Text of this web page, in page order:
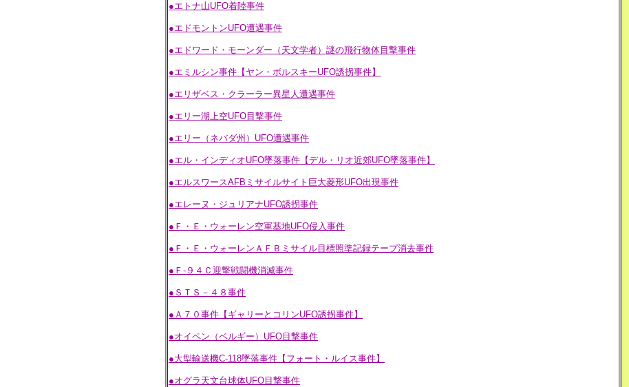
●エトナ山UFO着陸事件
●エドモントンUFO遭遇事件
●エドワード・モーンダー（天文学者）謎の飛行物体目撃事件
●エミルシン事件【ヤン・ボルスキーUFO誘拐事件】
●エリザベス・クラーラー異星人遭遇事件
●エリー湖上空UFO目撃事件
●エリー（ネバダ州）UFO遭遇事件
●エル・インディオUFO墜落事件【デル・リオ近郊UFO墜落事件】
●エルスワースAFBミサイルサイト巨大菱形UFO出現事件
●エレーヌ・ジュリアナUFO誘拐事件
●Ｆ・Ｅ・ウォーレン空軍基地UFO侵入事件
●Ｆ・Ｅ・ウォーレンＡＦＢミサイル目標照準記録テープ消去事件
●Ｆ-９４Ｃ迎撃戦闘機消滅事件
●ＳＴＳ－４８事件
●Ａ７０事件【ギャリーとコリンUFO誘拐事件】
●オイペン（ベルギー）UFO目撃事件
●大型輸送機C-118墜落事件【フォート・ルイス事件】
●オグラ天文台球体UFO目撃事件